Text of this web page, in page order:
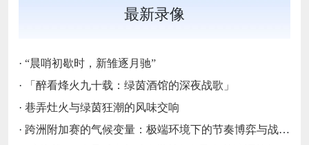
最新录像
· “晨哨初歇时，新雏逐月驰”
·
「醉看烽火九十载：绿茵酒馆的深夜战歌」
· 巷弄灶火与绿茵狂潮的风味交响
· 跨洲附加赛的气候变量：极端环境下的节奏博弈与战术自适应